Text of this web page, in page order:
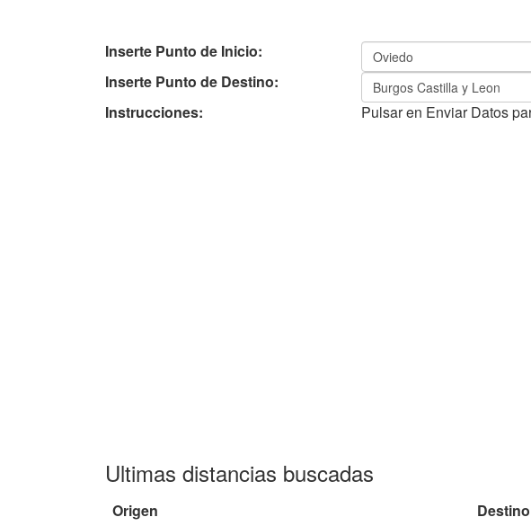
Inserte Punto de Inicio:
Inserte Punto de Destino:
Instrucciones:
Pulsar en Enviar Datos
Ultimas distancias buscadas
Origen Destino